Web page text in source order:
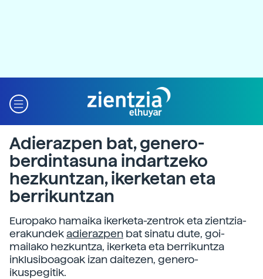
Adierazpen bat, genero-
berdintasuna indartzeko
hezkuntzan, ikerketan eta
berrikuntzan
Europako hamaika ikerketa-zentrok eta zientzia-
erakundek adierazpen bat sinatu dute, goi-
mailako hezkuntza, ikerketa eta berrikuntza
inklusiboagoak izan daitezen, genero-
ikuspegitik.